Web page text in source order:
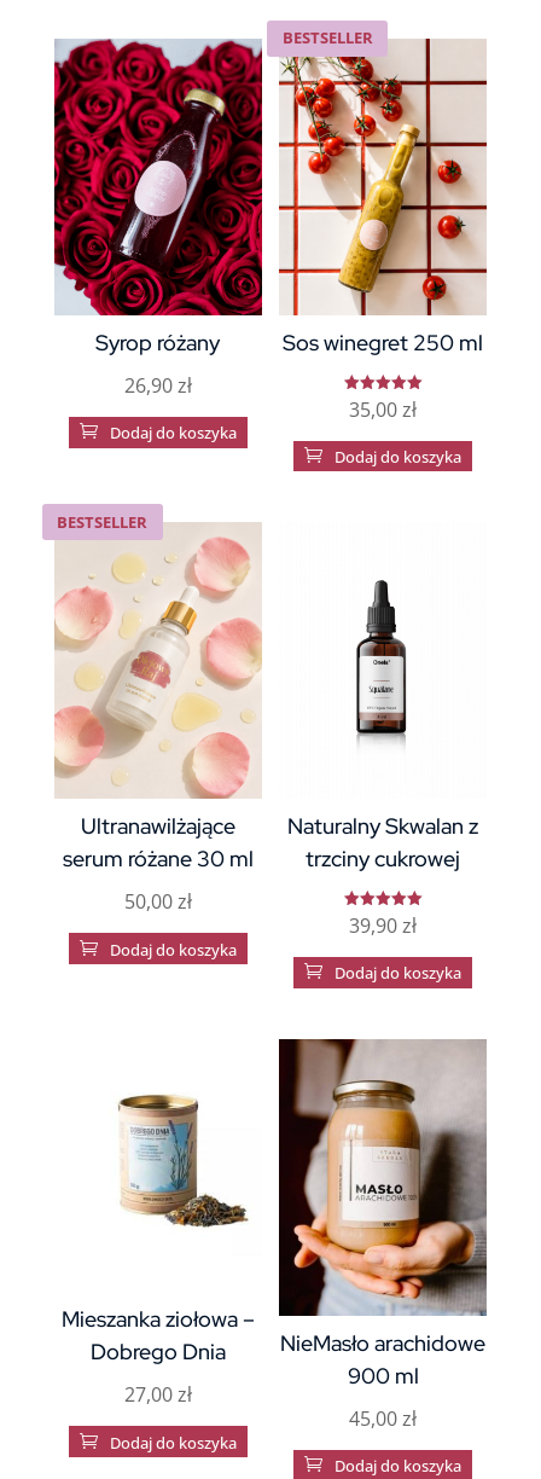
można
wybrać
na
stronie
produktu
Syrop różany
26,90zł
 Dodaj do koszyka
BESTSELLER
Sos winegret 250 ml
Oceniono
5.00
35,00zł
 Dodaj do koszyka
BESTSELLER
Ultranawilżające
serum różane 30 ml
50,00zł
 Dodaj do koszyka
Naturalny Skwalan z
trzciny cukrowej
Oceniono
5
39,90zł
 Dodaj do koszyka
Mieszanka ziołowa –
Dobrego Dnia
27,00zł
 Dodaj do koszyka
NieMasło arachidowe
900 ml
45,00zł
 Dodaj do koszyka